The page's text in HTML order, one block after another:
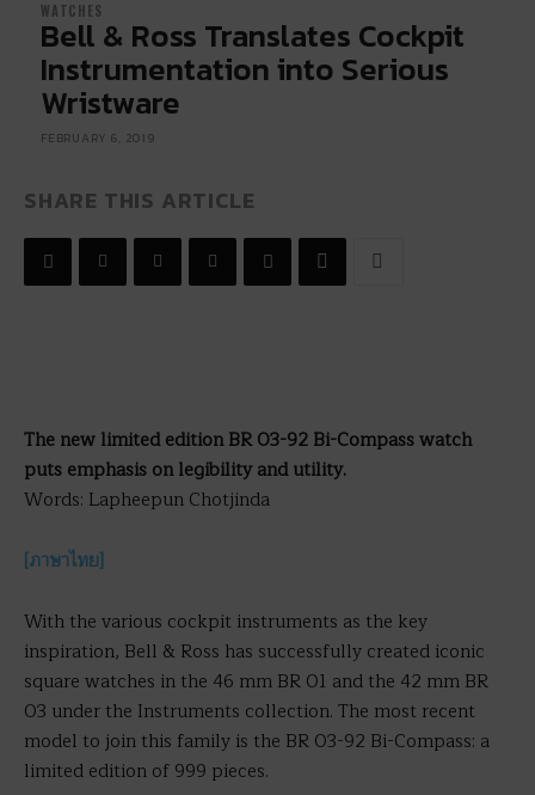
WATCHES
Bell & Ross Translates Cockpit
Instrumentation into Serious
Wristware
FEBRUARY 6, 2019
SHARE THIS ARTICLE
The new limited edition BR 03-92 Bi-Compass watch
puts emphasis on legibility and utility.
Words: Lapheepun Chotjinda
[ภาษาไทย]
With the various cockpit instruments as the key
inspiration, Bell & Ross has successfully created iconic
square watches in the 46 mm BR 01 and the 42 mm BR
03 under the Instruments collection. The most recent
model to join this family is the BR 03-92 Bi-Compass: a
limited edition of 999 pieces.